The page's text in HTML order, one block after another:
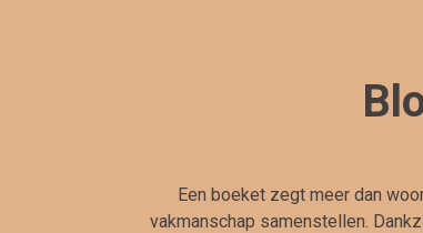
Een boeket zegt meer dan
vakmanschap samenstellen.